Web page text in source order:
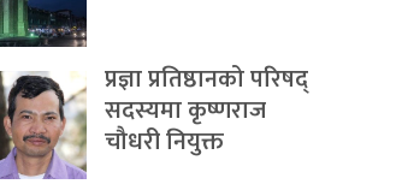
प्रज्ञा प्रतिष्ठानको परिषद्
सदस्यमा कृष्णराज
चौधरी नियुक्त